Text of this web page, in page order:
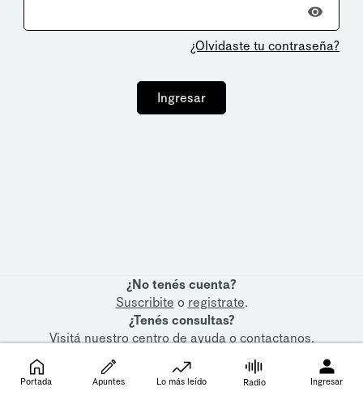
¿Olvidaste tu contraseña?
Ingresar
¿No tenés cuenta?
Suscribite o registrate.
¿Tenés consultas?
Visitá nuestrocentro de ayudaocontactanos.
Portada Apuntes Lo más leído Radio Ingresar